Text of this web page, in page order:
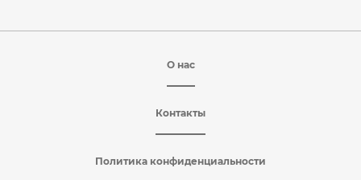
О нас
Контакты
Политика конфиденциальности